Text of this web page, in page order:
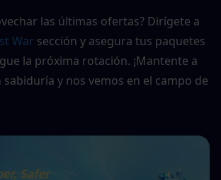
las últimas ofertas? Dirígete a
War sección y asegura tus paquetes
la próxima rotación. ¡Mantente a
sabiduría y nos vemos en el campo de